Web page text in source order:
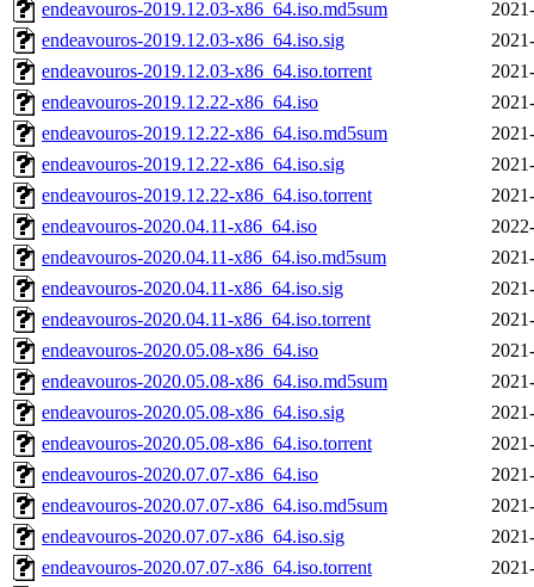
endeavouros-2019.12.03-x86_64.iso.md5sum
endeavouros-2019.12.03-x86_64.iso.sig
endeavouros-2019.12.03-x86_64.iso.torrent
endeavouros-2019.12.22-x86_64.iso
endeavouros-2019.12.22-x86_64.iso.md5sum
endeavouros-2019.12.22-x86_64.iso.sig
endeavouros-2019.12.22-x86_64.iso.torrent
endeavouros-2020.04.11-x86_64.iso
endeavouros-2020.04.11-x86_64.iso.md5sum
endeavouros-2020.04.11-x86_64.iso.sig
endeavouros-2020.04.11-x86_64.iso.torrent
endeavouros-2020.05.08-x86_64.iso
endeavouros-2020.05.08-x86_64.iso.md5sum
endeavouros-2020.05.08-x86_64.iso.sig
endeavouros-2020.05.08-x86_64.iso.torrent
endeavouros-2020.07.07-x86_64.iso
endeavouros-2020.07.07-x86_64.iso.md5sum
endeavouros-2020.07.07-x86_64.iso.sig
endeavouros-2020.07.07-x86_64.iso.torrent